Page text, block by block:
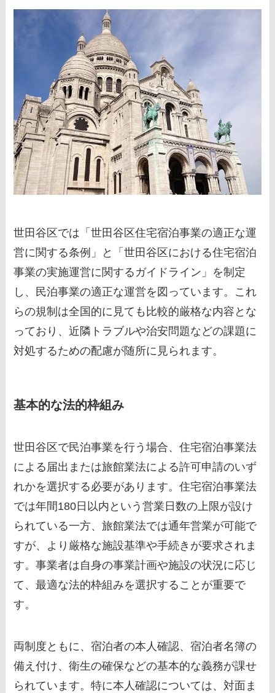
世田谷区では「世田谷区住宅宿泊事業の適正な運
営に関する条例」と「世田谷区における住宅宿泊
事業の実施運営に関するガイドライン」を制定
し、民泊事業の適正な運営を図っています。これ
らの規制は全国的に見ても比較的厳格な内容とな
っており、近隣トラブルや治安問題などの課題に
対処するための配慮が随所に見られます。
基本的な法的枠組み
世田谷区で民泊事業を行う場合、住宅宿泊事業法
による届出または旅館業法による許可申請のいず
れかを選択する必要があります。住宅宿泊事業法
では年間180日以内という営業日数の上限が設け
られている一方、旅館業法では通年営業が可能で
すが、より厳格な施設基準や手続きが要求されま
す。事業者は自身の事業計画や施設の状況に応じ
て、最適な法的枠組みを選択することが重要で
す。
両制度ともに、宿泊者の本人確認、宿泊者名簿の
備え付け、衛生の確保などの基本的な義務が課せ
られています。特に本人確認については、対面ま